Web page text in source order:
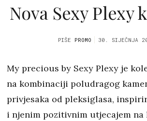
Nova Sexy Plexy
PIŠE PROMO 30. SIJEČNJA
My precious by Sexy Plexy je
na kombinaciji poludragog
privjesaka od pleksiglasa,
i njenim pozitivnim utjecajem